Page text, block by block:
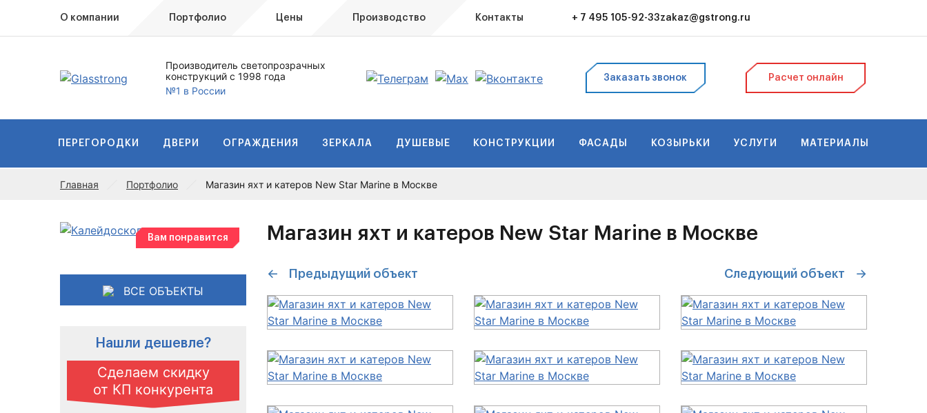
О компании Портфолио Цены Производство Контакты + 7 495 105-92-33zakaz@gstrong.ru
Производитель светопрозрачных
конструкций с 1998 года
№1 в России
Заказать звонок Расчет онлайн
ПЕРЕГОРОДКИ ДВЕРИ ОГРАЖДЕНИЯ ЗЕРКАЛА ДУШЕВЫЕ КОНСТРУКЦИИ ФАСАДЫ КОЗЫРЬКИ УСЛУГИ МАТЕРИАЛЫ
Главная Портфолио Магазин яхт и катеров New Star Marine в Москве
Вам понравится
ВСЕ ОБЪЕКТЫ
Нашли дешевле?
Сделаем скидку
от КП конкурента
Магазин яхт и катеров New Star Marine в Москве
← Предыдущий объект Следующий объект →